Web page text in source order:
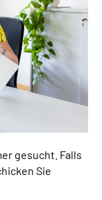
gesucht. Falls
Sie